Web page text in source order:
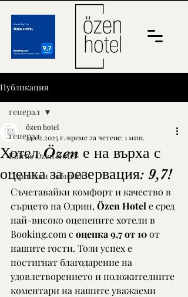
Публикация
генерал
Edirne Özen Hotel
Одрински събития
генерал
Хотел Özen е на върха с
оценка за резервация: 9,7!
özen hotel
24.02.2025 г. време за четене: 1 мин.
Съчетавайки комфорт и качество в
сърцето на Одрин, Özen Hotel е сред
най-високо оценените хотели в
Booking.com с оценка 9,7 от 10 от
нашите гости. Този успех е
постигнат благодарение на
удовлетворението и положителните
коментари на нашите уважаеми